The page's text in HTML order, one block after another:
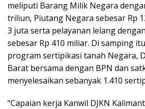
meliputi Barang Milik Negara
triliun, Piutang Negara sebesar Rp
3 juta serta pelayanan lelang
sebesar Rp 410 miliar. Di samping
program sertipikasi tanah Negara,
Barat bersama dengan BPN dan
menyelesaikan sebanyak 1.410
“Capaian kerja Kanwil DJKN